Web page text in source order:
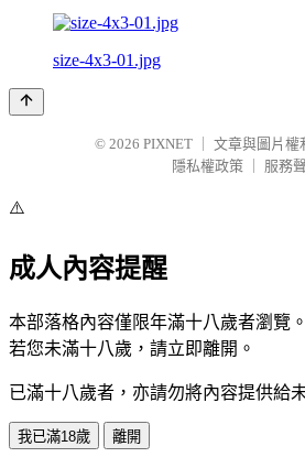
size-4x3-01.jpg
© 2026 PIXNET
文章與圖片權
隱私權政策
服務
⚠️
成人內容提醒
本部落格內容僅限年滿十八歲者瀏覽。
若您未滿十八歲，請立即離開。
已滿十八歲者，亦請勿將內容提供給
我已滿18歲 離開